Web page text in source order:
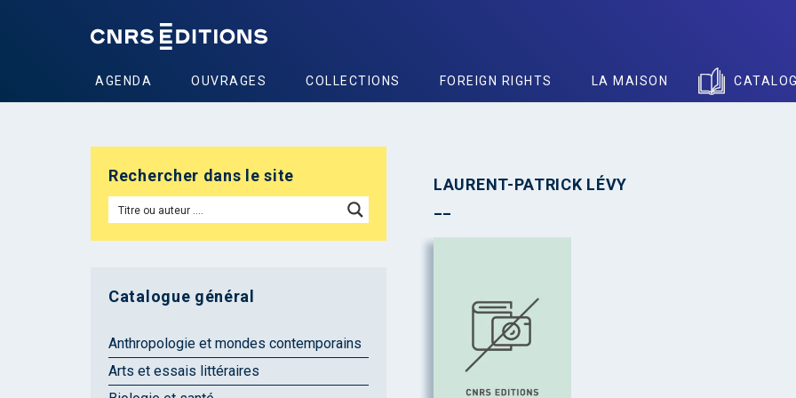
AGENDA OUVRAGES COLLECTIONS FOREIGN RIGHTS LA MAISON
LAURENT-PATRICK LÉVY
Rechercher dans le site
Catalogue général
Anthropologie et mondes contemporains
Arts et essais littéraires